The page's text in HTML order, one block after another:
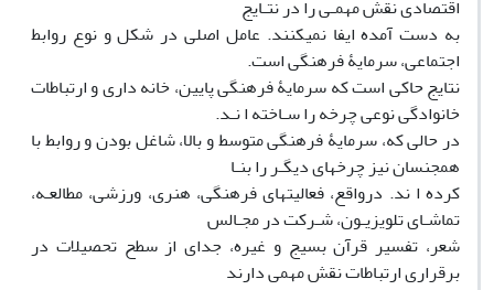
اقتصادی نقش مهمـی را در نتـایج
به دست آمده ایفا نمیکنند. عامل اصلی در شکل و نوع روابط
اجتماعی، سرمایۀ فرهنگی است.
نتایج حاکی است که سرمایۀ فرهنگی پایین، خانه داری و ارتباطات
خانوادگی نوعی چرخه را سـاخته ا نـد.
در حالی که، سرمایۀ فرهنگی متوسط و بالا، شاغل بودن و روابط با
همجنسان نیز چرخهای دیگـر را بنـا
کرده ا ند. درواقع، فعالیتهای فرهنگی، هنری، ورزشی، مطالعـه،
تماشـای تلویزیـون، شـرکت در مجـالس
شعر، تفسیر قرآن بسیج و غیره، جدای از سطح تحصیلات در
برقراری ارتباطات نقش مهمی دارند